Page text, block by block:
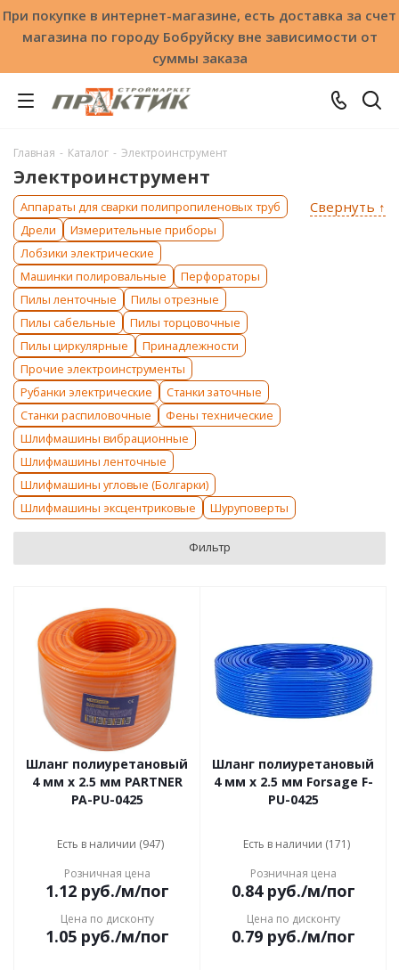
При покупке в интернет-магазине, есть доставка за счет
магазина по городу Бобруйску вне зависимости от
суммы заказа
Главная - Каталог - Электроинструмент
Электроинструмент
Свернуть ↑
Аппараты для сварки полипропиленовых труб
Дрели
Измерительные приборы
Лобзики электрические
Машинки полировальные
Перфораторы
Пилы ленточные
Пилы отрезные
Пилы сабельные
Пилы торцовочные
Пилы циркулярные
Принадлежности
Прочие электроинструменты
Рубанки электрические
Станки заточные
Станки распиловочные
Фены технические
Шлифмашины вибрационные
Шлифмашины ленточные
Шлифмашины угловые (Болгарки)
Шлифмашины эксцентриковые
Шуруповерты
Фильтр
Шланг полиуретановый
4 мм x 2.5 мм PARTNER
PA-PU-0425
Есть в наличии (947)
Розничная цена
1.12руб./м/пог
Цена по дисконту
1.05руб./м/пог
Шланг полиуретановый
4 мм x 2.5 мм Forsage F-
PU-0425
Есть в наличии (171)
Розничная цена
0.84руб./м/пог
Цена по дисконту
0.79руб./м/пог